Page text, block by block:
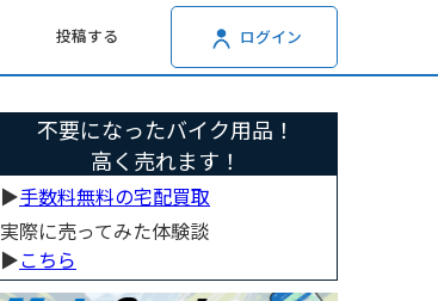
投稿する ログイン
不要になったバイク用品！
高く売れます！
▶︎手数料無料の宅配買取
実際に売ってみた体験談
▶︎こちら